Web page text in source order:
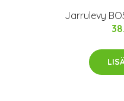
Jarrulevy